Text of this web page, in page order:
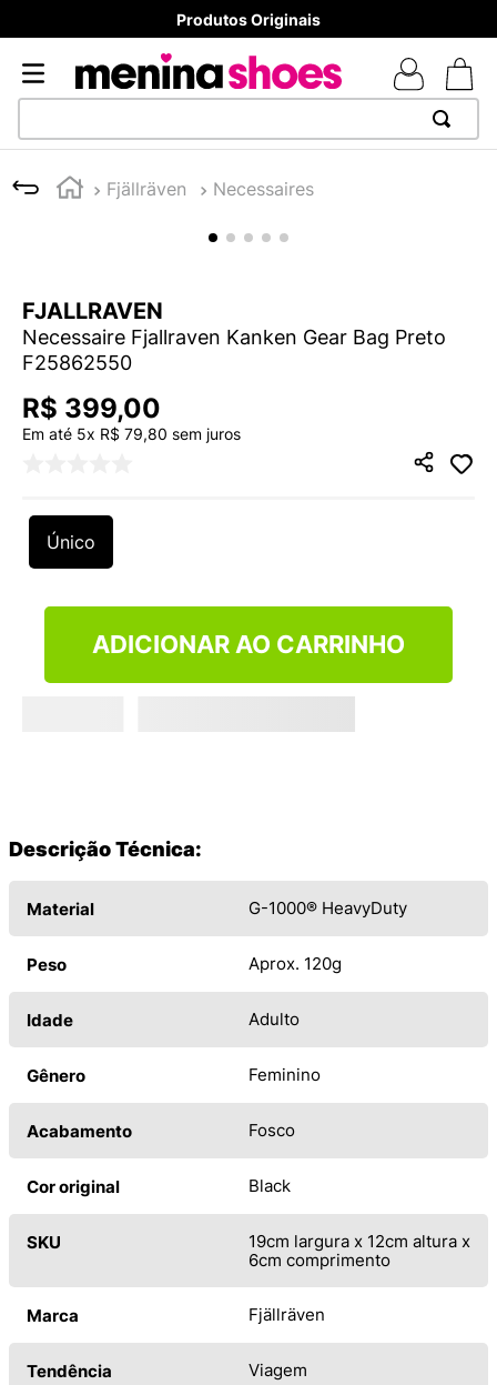
Produtos Originais
Fjällräven Necessaires
FJALLRAVEN
Necessaire Fjallraven Kanken Gear Bag Preto
F25862550
R$ 399,00
Em até 5x R$ 79,80 sem juros
Único
ADICIONAR AO CARRINHO
Descrição Técnica:
Material G-1000® HeavyDuty
Peso Aprox. 120g
Idade Adulto
Gênero Feminino
Acabamento Fosco
Cor original Black
SKU
19cm largura x 12cm altura x
6cm comprimento
Marca Fjällräven
Tendência Viagem
1
TÊNIS NEWS BALANCE 530
4º
TÊNIS VEJA WHITE
5 º
ADIDAS
º
7 º
MELISSA SLIDE
10º VANS TÊNIS VANS ULTRARANGE